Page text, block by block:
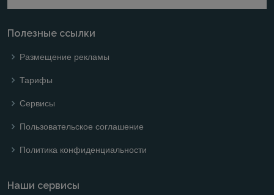
Полезные ссылки
Размещение рекламы
Тарифы
Сервисы
Пользовательское соглашение
Политика конфиденциальности
Наши сервисы